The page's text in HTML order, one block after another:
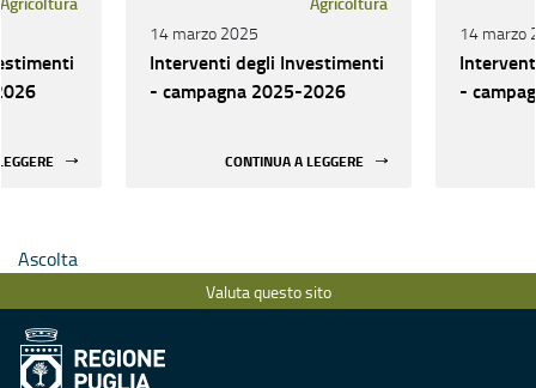
14 marzo 2025
Interventi degli Investimenti
- campagna 2025-2026
CONTINUA A LEGGERE
14 marzo
-
Ascolta
Valuta questo sito